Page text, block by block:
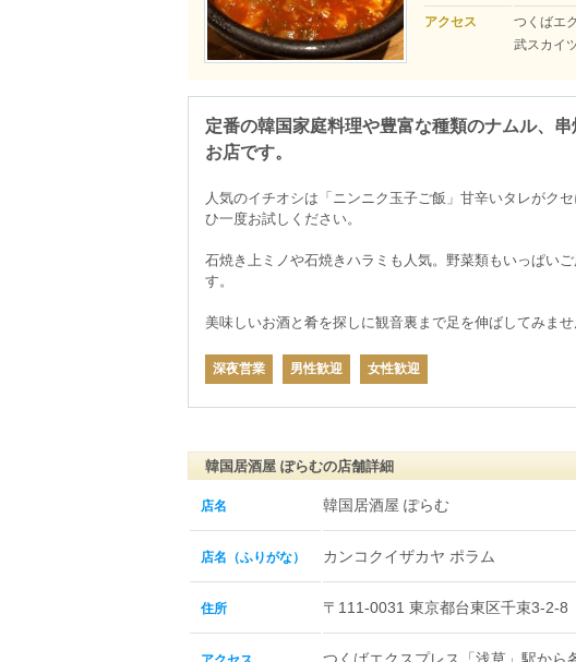
アクセス
つくばエ
武スカイ
定番の韓国家庭料理や豊富な種類のナムル、
お店です。
人気のイチオシは「ニンニク玉子ご飯」甘辛いタレがク
ひ一度お試しください。
石焼き上ミノや石焼きハラミも人気。野菜類もいっぱいご
す。
美味しいお酒と肴を探しに観音裏まで足を伸ばしてみませ
深夜営業 男性歓迎 女性歓迎
韓国居酒屋 ぽらむの店舗詳細
店名 韓国居酒屋 ぽらむ
店名（ふりがな） カンコクイザカヤ ポラム
住所 〒111-0031 東京都台東区千束3-2-8